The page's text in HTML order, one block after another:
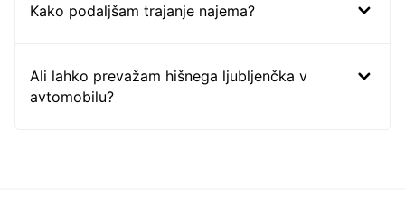
Kako podaljšam trajanje najema?
Ali lahko prevažam hišnega ljubljenčka v
avtomobilu?